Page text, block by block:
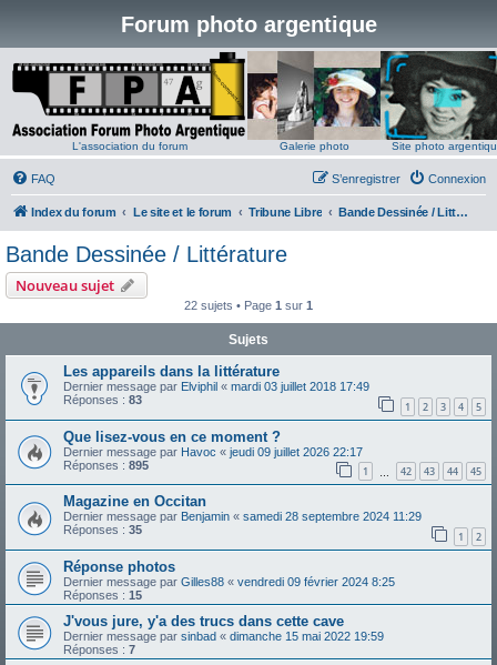
Forum photo argentique
L'association du forum Galerie photo Site photo
FAQ Connexion
S’enregistrer
Index du forum Le site et le forum Tribune Libre Bande Dessinée / Littérature
Bande Dessinée / Littérature
Nouveau sujet
22 sujets • Page 1 sur 1
Sujets
Les appareils dans la littérature
Dernier message par Elviphil « mardi 03 juillet 2018 17:49
Réponses : 83 1 2 3 4 5
Que lisez-vous en ce moment ?
Dernier message par Havoc « jeudi 09 juillet 2026 22:17
Réponses : 895 1 42 43 44 45
Magazine en Occitan
Dernier message par Benjamin « samedi 28 septembre 2024 11:29
Réponses : 35 1 2
Réponse photos
Dernier message par Gilles88 « vendredi 09 février 2024 8:25
Réponses : 15
J'vous jure, y'a des trucs dans cette cave
Dernier message par sinbad « dimanche 15 mai 2022 19:59
Réponses : 7